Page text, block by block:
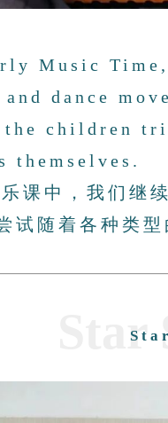
Music
dance
children
themselves.
课中，我们继
试随着各种类